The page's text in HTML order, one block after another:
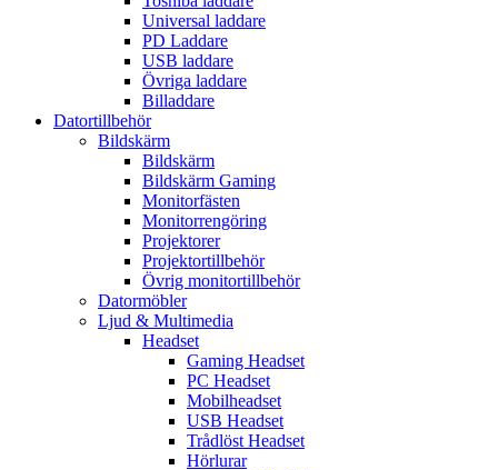
Universal laddare
PD Laddare
USB laddare
Övriga laddare
Billaddare
Datortillbehör
Bildskärm
Bildskärm
Bildskärm Gaming
Monitorfästen
Monitorrengöring
Projektorer
Projektortillbehör
Övrig monitortillbehör
Datormöbler
Ljud & Multimedia
Headset
Gaming Headset
PC Headset
Mobilheadset
USB Headset
Trådlöst Headset
Hörlurar